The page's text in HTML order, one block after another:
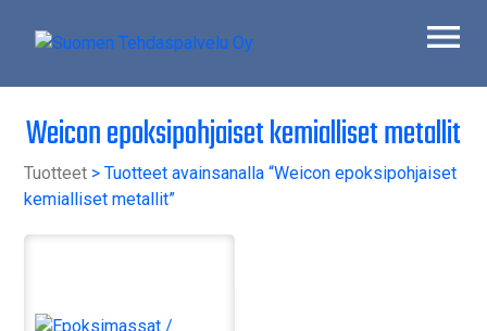
Weicon epoksipohjaiset kemialliset metallit
Tuotteet > Tuotteet avainsanalla “Weicon epoksipohjaiset
kemialliset metallit”